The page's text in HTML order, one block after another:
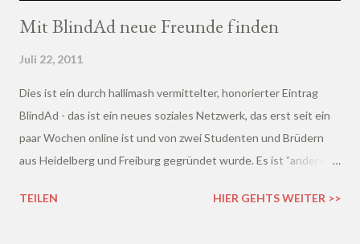
Mit BlindAd neue Freunde finden
Juli 22, 2011
Dies ist ein durch hallimash vermittelter, honorierter Eintrag
BlindAd - das ist ein neues soziales Netzwerk, das erst seit ein
paar Wochen online ist und von zwei Studenten und Brüdern
aus Heidelberg und Freiburg gegründet wurde. Es ist "anders"
TEILEN
HIER GEHTS WEITER >>